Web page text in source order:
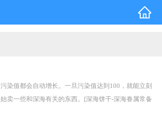
染值都会自动增长。一旦污染值达到100，就能立刻
卖一些和深海有关的东西。[深海饼干-深海眷属常备
同身份的试吃员。][深海蓝椰-深海眷属常备饮品。 -